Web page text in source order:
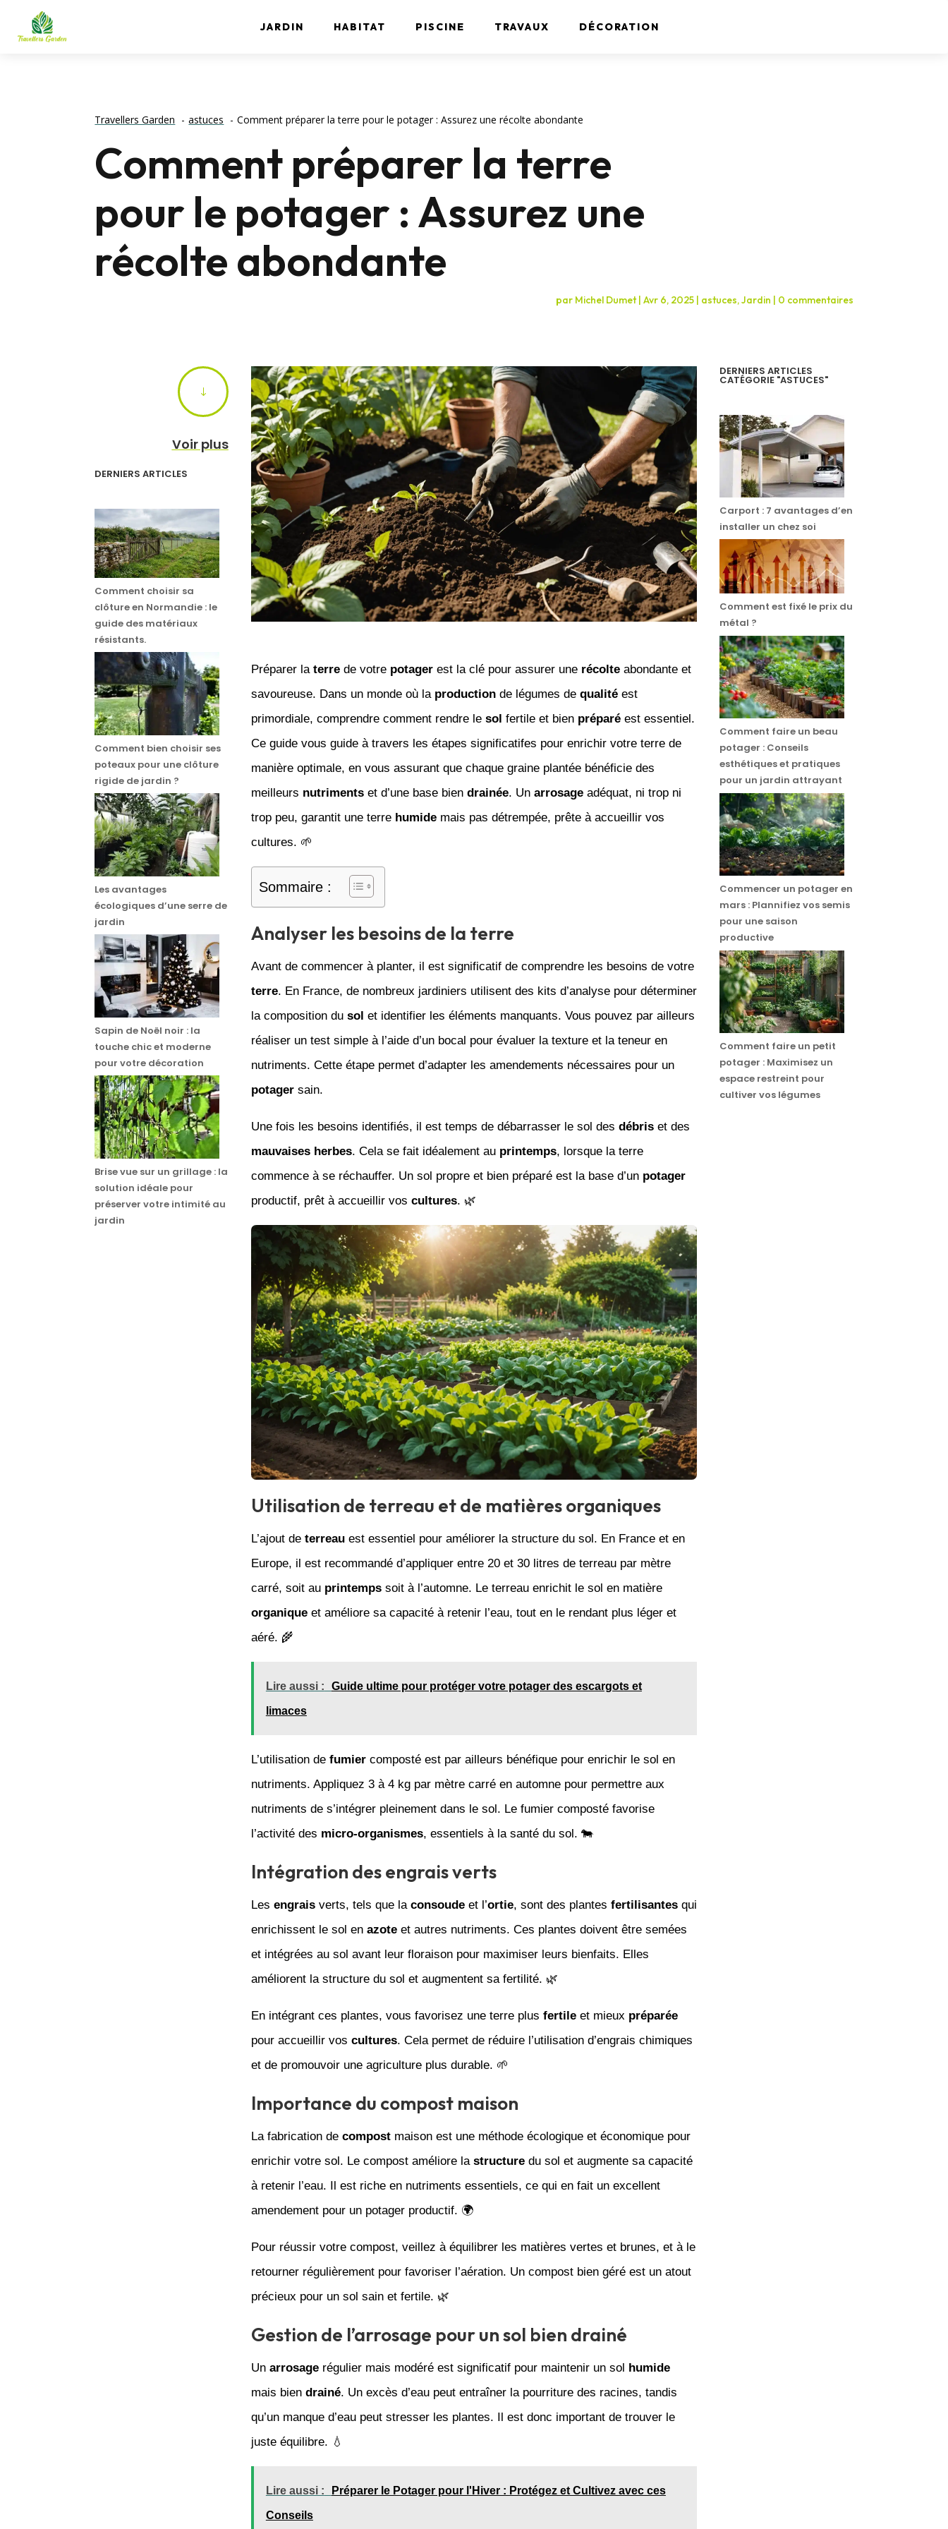
JARDIN HABITAT PISCINE TRAVAUX DÉCORATION
Travellers Garden astuces Comment préparer la terre pour le potager : Assurez une récolte abondante
Comment préparer la terre
pour le potager : Assurez une
récolte abondante
par Michel Dumet| Avr 6, 2025| astuces,Jardin | 0 commentaires
"
Voir plus
DERNIERS ARTICLES
Comment choisir sa
clôture en Normandie : le
guide des matériaux
résistants.
Comment bien choisir ses
poteaux pour une clôture
rigide de jardin ?
Les avantages
écologiques d’une serre de
jardin
Sapin de Noël noir : la
touche chic et moderne
pour votre décoration
Brise vue sur un grillage : la
solution idéale pour
préserver votre intimité au
jardin
Préparer la terrede votre potagerest la clé pour assurer une récolteabondante et
savoureuse. Dans un monde où la productionde légumes de qualitéest
primordiale, comprendre comment rendre le sol fertile et bien préparéest essentiel.
Ce guide vous guide à travers les étapes significatifes pour enrichir votre terre de
manière optimale, en vous assurant que chaque graine plantée bénéficie des
meilleurs nutrimentset d’une base bien drainée. Un arrosageadéquat, ni trop ni
trop peu, garantit une terre humidemais pas détrempée, prête à accueillir vos
cultures. 🌱
Sommaire :
Analyser les besoins de la terre
Avant de commencer à planter, il est significatif de comprendre les besoins de votre
terre. En France, de nombreux jardiniers utilisent des kits d’analyse pour déterminer
la composition du sol et identifier les éléments manquants. Vous pouvez par ailleurs
réaliser un test simple à l’aide d’un bocal pour évaluer la texture et la teneur en
nutriments. Cette étape permet d’adapter les amendements nécessaires pour un
potagersain.
Une fois les besoins identifiés, il est temps de débarrasser le sol des débriset des
mauvaises herbes. Cela se fait idéalement au printemps, lorsque la terre
commence à se réchauffer. Un sol propre et bien préparé est la base d’un potager
productif, prêt à accueillir vos cultures. 🌿
Utilisation de terreau et de matières organiques
L’ajout de terreauest essentiel pour améliorer la structure du sol. En France et en
Europe, il est recommandé d’appliquer entre 20 et 30 litres de terreau par mètre
carré, soit au printempssoit à l’automne. Le terreau enrichit le sol en matière
organiqueet améliore sa capacité à retenir l’eau, tout en le rendant plus léger et
aéré. 🌾
Lire aussi : Guide ultime pour protéger votre potager des escargots et
limaces
L’utilisation de fumiercomposté est par ailleurs bénéfique pour enrichir le sol en
nutriments. Appliquez 3 à 4 kg par mètre carré en automne pour permettre aux
nutriments de s’intégrer pleinement dans le sol. Le fumier composté favorise
l’activité des micro-organismes, essentiels à la santé du sol. 🐄
Intégration des engrais verts
Les engraisverts, tels que la consoudeet l’ortie, sont des plantes fertilisantesqui
enrichissent le sol en azoteet autres nutriments. Ces plantes doivent être semées
et intégrées au sol avant leur floraison pour maximiser leurs bienfaits. Elles
améliorent la structure du sol et augmentent sa fertilité. 🌿
En intégrant ces plantes, vous favorisez une terre plus fertileet mieux préparée
pour accueillir vos cultures. Cela permet de réduire l’utilisation d’engrais chimiques
et de promouvoir une agriculture plus durable. 🌱
Importance du compost maison
La fabrication de compostmaison est une méthode écologique et économique pour
enrichir votre sol. Le compost améliore la structuredu sol et augmente sa capacité
à retenir l’eau. Il est riche en nutriments essentiels, ce qui en fait un excellent
amendement pour un potager productif. 🌍
Pour réussir votre compost, veillez à équilibrer les matières vertes et brunes, et à le
retourner régulièrement pour favoriser l’aération. Un compost bien géré est un atout
précieux pour un sol sain et fertile. 🌿
Gestion de l’arrosage pour un sol bien drainé
Un arrosagerégulier mais modéré est significatif pour maintenir un sol humide
mais bien drainé. Un excès d’eau peut entraîner la pourriture des racines, tandis
qu’un manque d’eau peut stresser les plantes. Il est donc important de trouver le
juste équilibre. 💧
Lire aussi : Préparer le Potager pour l'Hiver : Protégez et Cultivez avec ces
Conseils
DERNIERS ARTICLES
CATÉGORIE "ASTUCES"
Carport : 7 avantages d’en
installer un chez soi
Comment est fixé le prix du
métal ?
Comment faire un beau
potager : Conseils
esthétiques et pratiques
pour un jardin attrayant
Commencer un potager en
mars : Plannifiez vos semis
pour une saison
productive
Comment faire un petit
potager : Maximisez un
espace restreint pour
cultiver vos légumes